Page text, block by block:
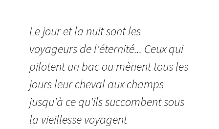
Le jour et la nuit sont les
voyageurs de l'éternité... Ceux qui
pilotent un bac ou mènent tous les
jours leur cheval aux champs
jusqu'à ce qu'ils succombent sous
la vieillesse voyagent